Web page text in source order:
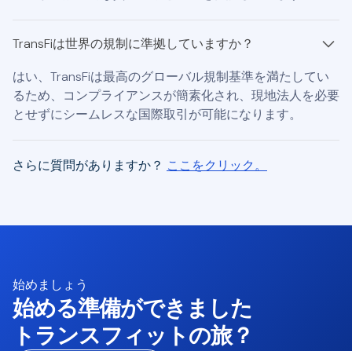
TransFiは世界の規制に準拠していますか？
はい、TransFiは最高のグローバル規制基準を満たしてい
るため、コンプライアンスが簡素化され、現地法人を必要
とせずにシームレスな国際取引が可能になります。
さらに質問がありますか？ ここをクリック。
始めましょう
始める準備ができました
トランスフィットの旅？